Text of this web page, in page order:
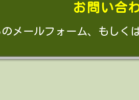
お問い合
メールフォーム、もしく